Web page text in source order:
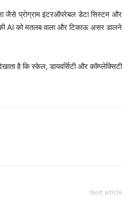
जैसे प्रोग्राम इंटरऑपरेबल डेटा सिस्टम और
AI को मतलब वाला और टिकाऊ असर डालने
है कि स्केल, डायवर्सिटी और कॉम्प्लेक्सिटी
Next article